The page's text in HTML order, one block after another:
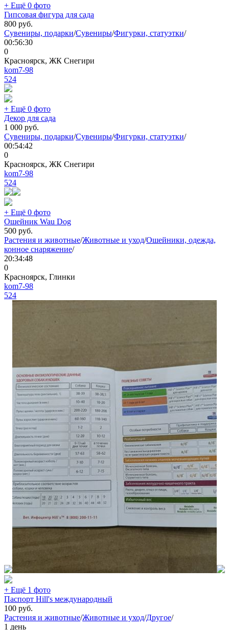
+ Ещё 0 фото
Гипсовая фигура для сада
800 руб.
Сувениры, подарки/Сувениры/Фигурки, статуэтки/
00:56:30
0
Красноярск, ЖК Снегири
kom7-98
524
+ Ещё 0 фото
Декор для сада
1 000 руб.
Сувениры, подарки/Сувениры/Фигурки, статуэтки/
00:54:42
0
Красноярск, ЖК Снегири
kom7-98
524
+ Ещё 0 фото
Ошейник Wau Dog
500 руб.
Растения и животные/Животные и уход/Ошейники, одежда,
конное снаряжение/
20:34:48
0
Красноярск, Глинки
kom7-98
524
+ Ещё 1 фото
Паспорт Hill's международный
100 руб.
Растения и животные/Животные и уход/Другое/
1 день